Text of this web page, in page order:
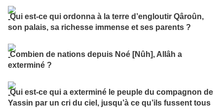
Qui est-ce qui ordonna à la terre d’engloutir Qâroûn,
son palais, sa richesse immense et ses parents ?
Combien de nations depuis Noé [Nûh], Allâh a
exterminé ?
Qui est-ce qui a exterminé le peuple du compagnon de
Yassin par un cri du ciel, jusqu’à ce qu’ils fussent tous